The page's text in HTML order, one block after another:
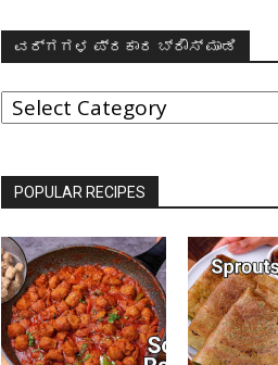
ವರ್ಗಗಳ ಪ್ರಕಾರ ಬ್ರೌಸ್ ಮಾಡಿ
ವರ್ಗಗಳ
ಪ್ರಕಾರ
ಬ್ರೌಸ್
POPULAR RECIPES